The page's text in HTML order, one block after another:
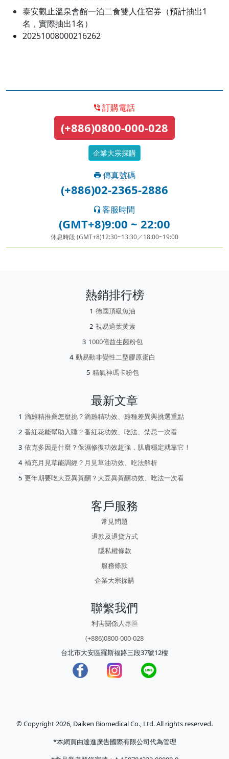
泰安觀止溫泉會館一泊二食雙人住宿券（預計抽出1
名，實際抽出1名）
20251008000216262
訂購電話
(+886)0800-000-028
企業大宗採購
傳真號碼
(+886)02-2365-2886
客服時間
(GMT+8)9:00 ~ 22:00
休息時段 (GMT+8)12:30~13:30／18:00~19:00
熱銷排行榜
德國頂級魚油
視易適葉黃素
1000億益生菌粉包
動易動非變性二型膠原蛋白
精氣神瑪卡粉包
最新文章
滴雞精推薦怎麼挑？滴雞精功效、雞種差異與挑選重點
番紅花能幫助入睡？番紅花功效、吃法、禁忌一次看
依克多因是什麼？保濕修復功效超強，肌膚穩定就靠它！
補充月見草能調經？月見草油功效、吃法解析
更年期要吃大豆異黃酮？大豆異黃酮功效、吃法一次看
客戶服務
常見問題
退款及退貨方式
隱私權條款
服務條款
企業大宗採購
聯繫我們
利害關係人專區
(+886)0800-000-028
台北市大安區羅斯福路三段37號12樓
© Copyright 2026, Daiken Biomedical Co., Ltd. All rights reserved.
*本網頁由達進廣告國際有限公司代為管理